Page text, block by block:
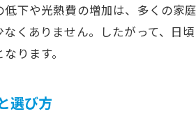
空調設備の更新
補助金適用で空
下や光熱費の増加は、多くの
くありません。したがって、
ります。
選び方